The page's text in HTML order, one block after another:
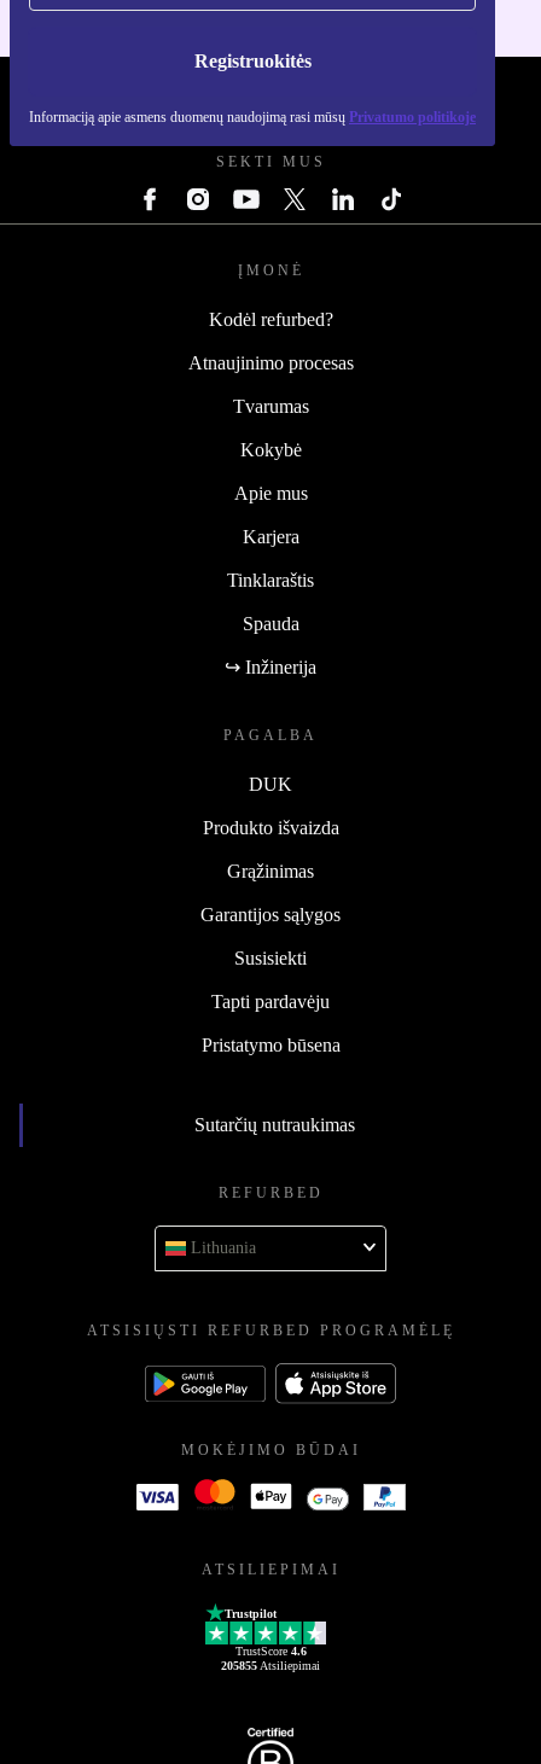
Registruokitės
Informaciją apie asmens duomenų naudojimą rasi mūsų Privatumo politikoje
SEKTI MUS
ĮMONĖ
Kodėl refurbed?
Atnaujinimo procesas
Tvarumas
Kokybė
Apie mus
Karjera
Tinklaraštis
Spauda
↪ Inžinerija
PAGALBA
DUK
Produkto išvaizda
Grąžinimas
Garantijos sąlygos
Susisiekti
Tapti pardavėju
Pristatymo būsena
Sutarčių nutraukimas
REFURBED
Lithuania
ATSISIŲSTI REFURBED PROGRAMĖLĘ
MOKĖJIMO BŪDAI
ATSILIEPIMAI
Trustpilot
TrustScore 4.6
205855 Atsiliepimai